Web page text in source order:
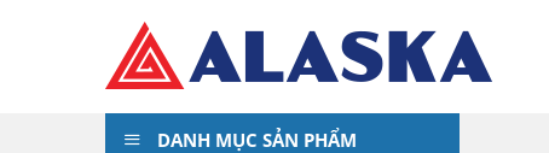
DANH MỤC SẢN PHẨM